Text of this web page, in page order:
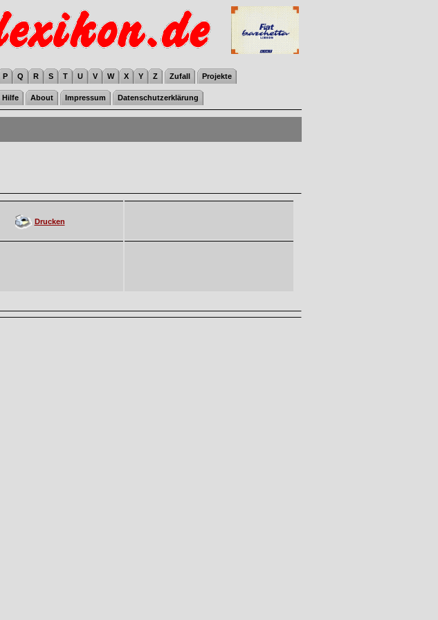
P Q R S T U V W X Y Z Zufall Projekte
Hilfe About Impressum Datenschutzerklärung
Drucken